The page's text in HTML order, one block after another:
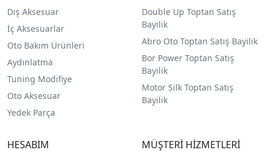
Dış Aksesuar
İç Aksesuarlar
Oto Bakım Ürünleri
Aydınlatma
Tuning Modifiye
Oto Aksesuar
Yedek Parça
Double Up Toptan Satış
Bayilik
Abro Oto Toptan Satış Bayilik
Bor Power Toptan Satış
Bayilik
Motor Silk Toptan Satış
Bayilik
HESABIM MÜŞTERİ HİZMETLERİ